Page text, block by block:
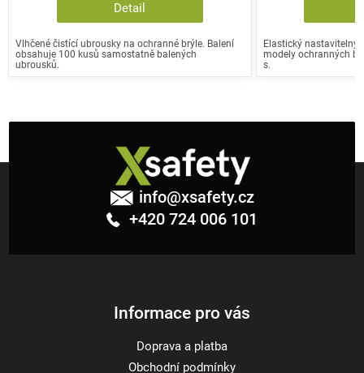
Detail
Vlhčené čistící ubrousky na ochranné brýle. Balení
obsahuje 100 kusů samostatně balených
ubrousků.
Elastický nastavitelný
modely ochranných
s.
info@xsafety.cz
+420 724 006 101
Informace pro vás
Doprava a platba
Obchodní podmínky